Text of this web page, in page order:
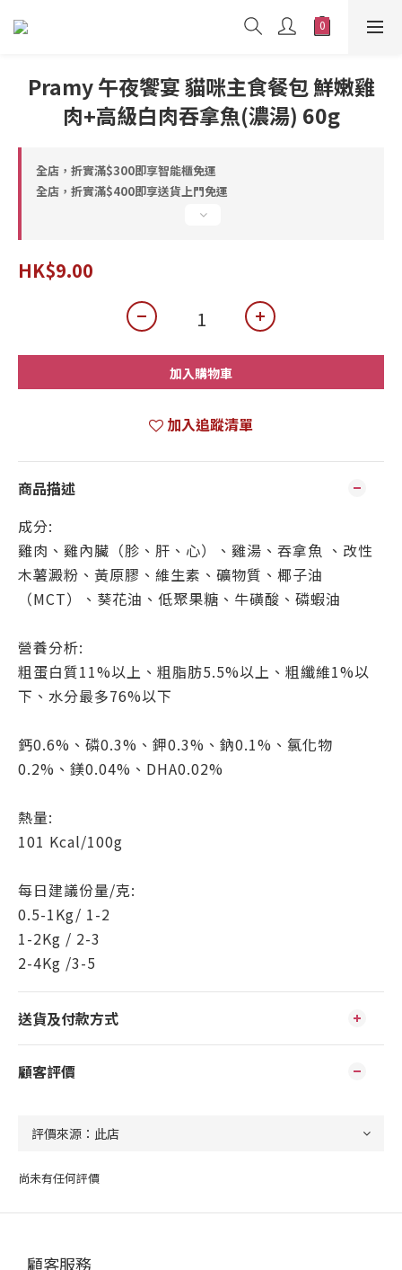
Pramy 午夜饗宴 貓咪主食餐包 鮮嫩雞
肉+高級白肉吞拿魚(濃湯) 60g
全店，折實滿$300即享智能櫃免運
全店，折實滿$400即享送貨上門免運
HK$9.00
加入購物車
加入追蹤清單
商品描述
成分:
雞肉、雞內臟（胗、肝、心）、雞湯、吞拿魚 、改性
木薯澱粉、黃原膠、維生素、礦物質、椰子油
（MCT）、葵花油、低聚果糖、牛磺酸、磷蝦油
營養分析:
粗蛋白質11%以上、粗脂肪5.5%以上、粗纖維1%以
下、水分最多76%以下
鈣0.6%、磷0.3%、鉀0.3%、鈉0.1%、氯化物
0.2%、鎂0.04%、DHA0.02%
熱量:
101 Kcal/100g
每日建議份量/克:
0.5-1Kg/ 1-2
1-2Kg / 2-3
2-4Kg /3-5
送貨及付款方式
顧客評價
尚未有任何評價
顧客服務